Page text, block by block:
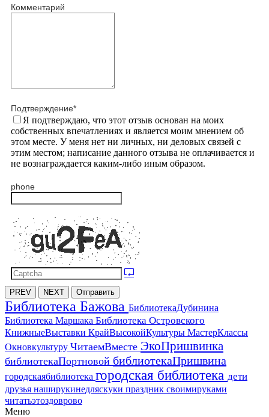
Комментарий
Подтверждение*
Я подтверждаю, что этот отзыв основан на моих
собственных впечатлениях и является моим мнением об
этом месте. У меня нет ни личных, ни деловых связей с
этим местом; написание данного отзыва не оплачивается и
не вознаграждается каким-либо иным образом.
phone
PREV NEXT Отправить
Библиотека Бажова БиблиотекаДубинина
Библиотека Маршака Библиотека Островского
КнижныеВыставки КрайВысокойКультуры МастерКлассы
Окновкультуру ЧитаемВместе ЭкоПришвинка
библиотекаПортновой библиотекаПришвина
городскаябиблиотека городская библиотека дети
друзья наширукинедляскуки праздник своимируками
читатьэтоздоврово
Меню